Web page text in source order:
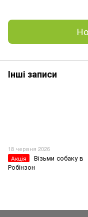
Інші записи
18 червня 2026
Акція
Візьми собаку в
Робінзон